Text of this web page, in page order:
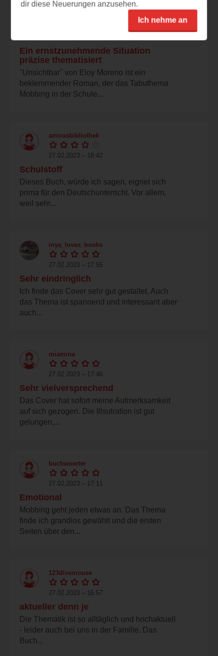
Ein ernstzunehmende Situation
präzise thematisiert
"Unsichtbar" von Eloy Moreno ist ein
beklemmender Roman, der das Tabuthema
Mobbing in der Schule...
amirasbibliothek
27.02.2023 – 18:42
Schulstoff
Dieses Buch, würde ich sagen, eignet sich
prima für den Deutschunterricht. Vor allem,
weil sehr...
inya_loves_books
27.02.2023 – 17:55
Sehr eindringlich
Ich finde das Cover sehr gut gestaltet. Auch
das Thema ist spannend und interessant aber
auch...
miamina
27.02.2023 – 17:46
Sehr vielversprechend
Das Cover hat sofort meine Aufmerksamkeit
auf sich gezogen. Die Illsutration ist gut
gelungen,...
buchwoerter
27.02.2023 – 17:11
Emotional
Mobbing geht jeden etwas an. Das Thema
finde ich grandios gewählt und die ersten
Seiten über den...
123divemouse
27.02.2023 – 16:57
aktueller denn je
Die Thematik ist so alltäglich und hochaktuell
- leider auch bei uns in der Familie. Das
Buch...
dir diese Neuerungen anzusehen.
Ich nehme an